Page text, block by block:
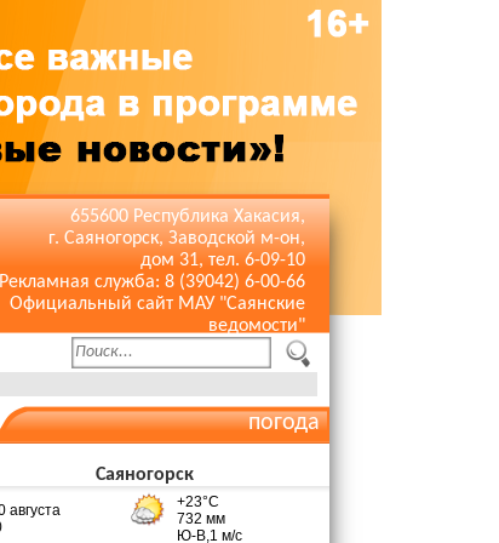
655600 Республика Хакасия,
г. Саяногорск, Заводской м-он,
дом 31, тел. 6-09-10
Рекламная служба: 8 (39042) 6-00-66
Официальный сайт МАУ "Саянские
ведомости"
погода
Саяногорск